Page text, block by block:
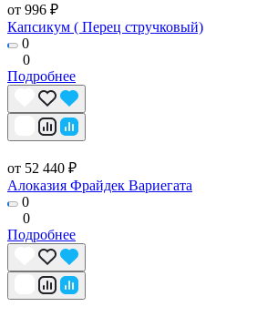
от 996 ₽
Капсикум ( Перец стручковый)
0
0
Подробнее
от 52 440 ₽
Алоказия Фрайдек Вариегата
0
0
Подробнее